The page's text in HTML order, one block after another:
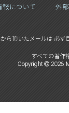
報について 外
ら頂いたメールは 必ず
すべての著作
Copyright © 2026